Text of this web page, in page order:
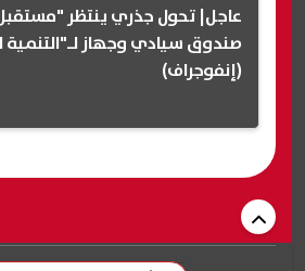
عاجل| تحول جذري ينتظر
صندوق سيادي وجهاز لـ"التنمية
(إنفوجراف)